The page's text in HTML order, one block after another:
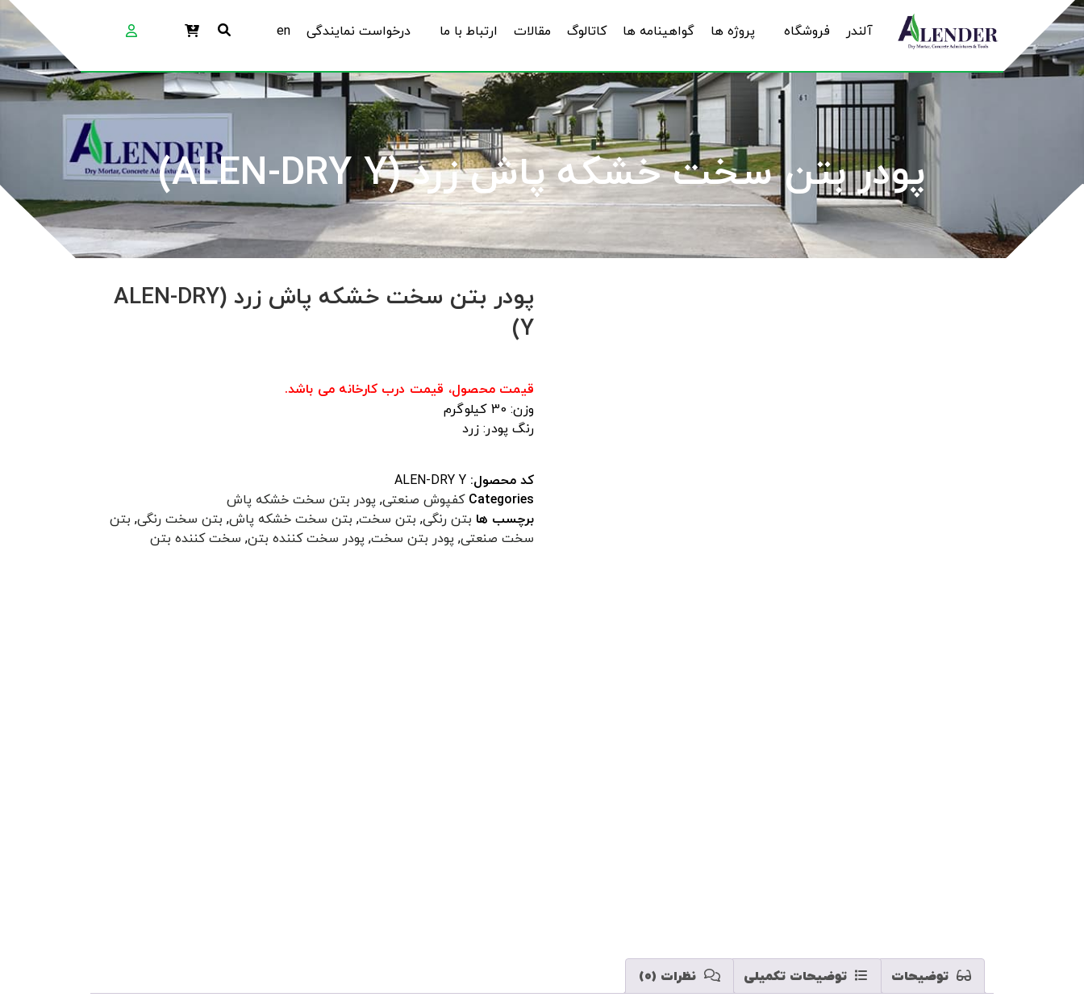
آلندر فروشگاه پروژه ها گواهینامه ها کاتالوگ مقالات ارتباط با ما درخواست نمایندگی en
پودر بتن سخت خشکه پاش زرد (ALEN-DRY Y)
پودر بتن سخت خشکه پاش زرد (ALEN-DRY
Y)
قیمت محصول، قیمت درب کارخانه می باشد.
وزن: 30 کیلوگرم
رنگ پودر: زرد
کد محصول: ALEN-DRY Y
Categories کفپوش صنعتی, پودر بتن سخت خشکه پاش
برچسب ها بتن رنگی, بتن سخت, بتن سخت خشکه پاش, بتن سخت رنگی, بتن
سخت صنعتی, پودر بتن سخت, پودر سخت کننده بتن, سخت کننده بتن
توضیحات توضیحات تکمیلی نظرات (0)